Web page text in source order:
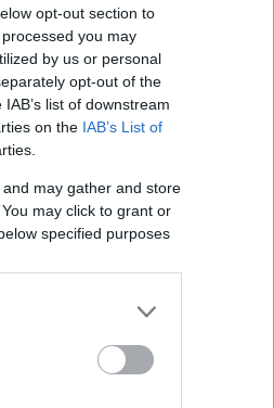
opt-out section to
you may
by us or personal
opt-out of the
list of downstream
on the IAB’s List of
may gather and store
may click to grant or
specified purposes